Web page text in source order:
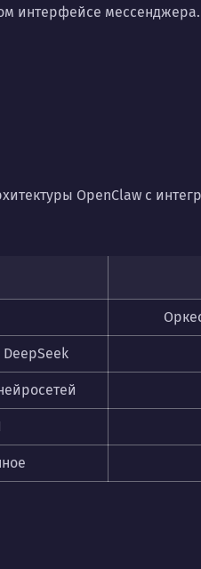
интерфейсе мессенджера.
OpenClaw с
DeepSeek